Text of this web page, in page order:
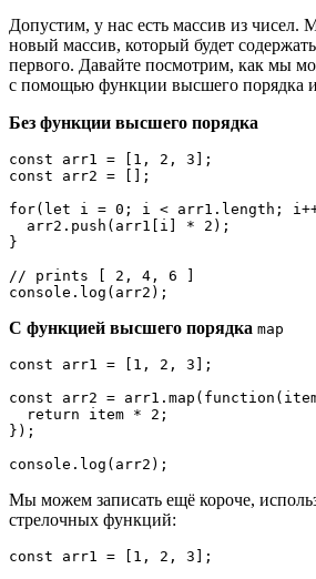
Допустим, у нас есть массив из чисел.
новый массив, который будет
первого. Давайте посмотрим, как мы
с помощью функции высшего порядка и
Без функции высшего порядка
const arr1 = [1, 2, 3];
const arr2 = [];
for(let i = 0; i < arr1.length;
  arr2.push(arr1[i] * 2);
}
// prints [ 2, 4, 6 ]
console.log(arr2);
С функцией высшего порядка map
const arr1 = [1, 2, 3];
const arr2 =
  return item * 2;
});
console.log(arr2);
Мы можем записать ещё короче,
стрелочных функций:
const arr1 = [1, 2, 3];